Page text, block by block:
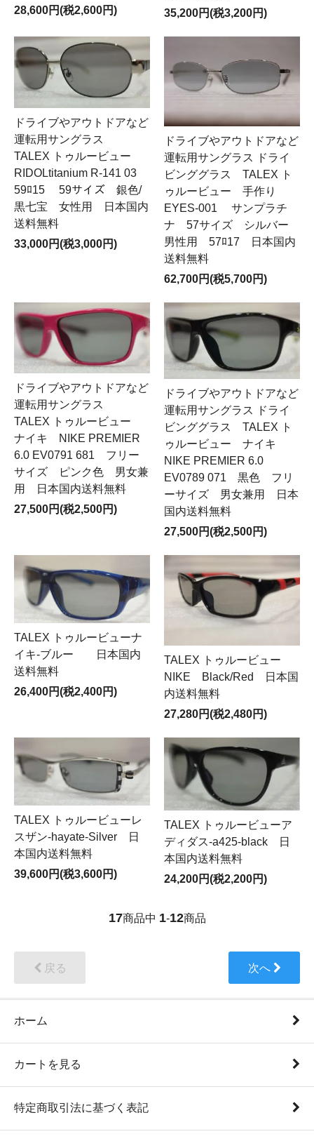
28,600円(税2,600円)
35,200円(税3,200円)
ドライブやアウトドアなど
運転用サングラス
TALEX トゥルービュー
RIDOLtitanium R-141 03
59ﾛ15 59サイズ 銀色/
黒七宝 女性用 日本国内
送料無料
33,000円(税3,000円)
ドライブやアウトドアなど
運転用サングラス ドライ
ビンググラス TALEX ト
ゥルービュー 手作り
EYES-001 サンプラチ
ナ 57サイズ シルバー
男性用 57ﾛ17 日本国内
送料無料
62,700円(税5,700円)
ドライブやアウトドアなど
運転用サングラス
TALEX トゥルービュー
ナイキ NIKE PREMIER
6.0 EV0791 681 フリー
サイズ ピンク色 男女兼
用 日本国内送料無料
27,500円(税2,500円)
ドライブやアウトドアなど
運転用サングラス ドライ
ビンググラス TALEX ト
ゥルービュー ナイキ
NIKE PREMIER 6.0
EV0789 071 黒色 フリ
ーサイズ 男女兼用 日本
国内送料無料
27,500円(税2,500円)
TALEX トゥルービューナ
イキ-ブルー 日本国内
送料無料
26,400円(税2,400円)
TALEX トゥルービュー
NIKE Black/Red 日本国
内送料無料
27,280円(税2,480円)
TALEX トゥルービューレ
スザン-hayate-Silver 日
本国内送料無料
39,600円(税3,600円)
TALEX トゥルービューア
ディダス-a425-black 日
本国内送料無料
24,200円(税2,200円)
17商品中 1-12商品
戻る 次へ
ホーム
カートを見る
特定商取引法に基づく表記